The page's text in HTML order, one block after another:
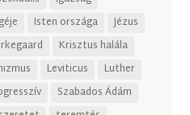
Isten országa
Jézus
Krisztus halála
Leviticus
Luther
Szabados Ádám